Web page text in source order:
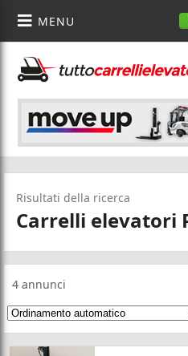
MENU
Risultati della ricerca
Carrelli elevatori
4annunci